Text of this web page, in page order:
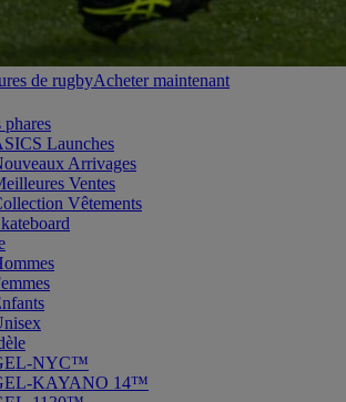
de rugbyAcheter maintenant
Launches
Arrivages
Ventes
Vêtements
NYC™
KAYANO 14™